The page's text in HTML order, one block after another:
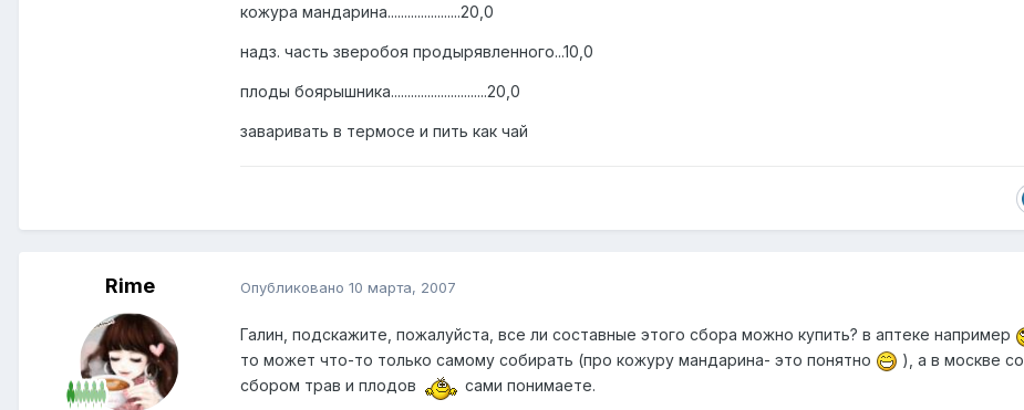
кожура мандарина......................20,0
надз. часть зверобоя продырявленного...10,0
плоды боярышника.............................20,0
заваривать в термосе и пить как чай
Rime Опубликовано 10 марта, 2007
Галин, подскажите, пожалуйста, все ли составные этого сбора можно купить? в аптеке например
то может что-то только самому собирать (про кожуру мандарина- это понятно
), а в москве со
сбором трав и плодов
сами понимаете.